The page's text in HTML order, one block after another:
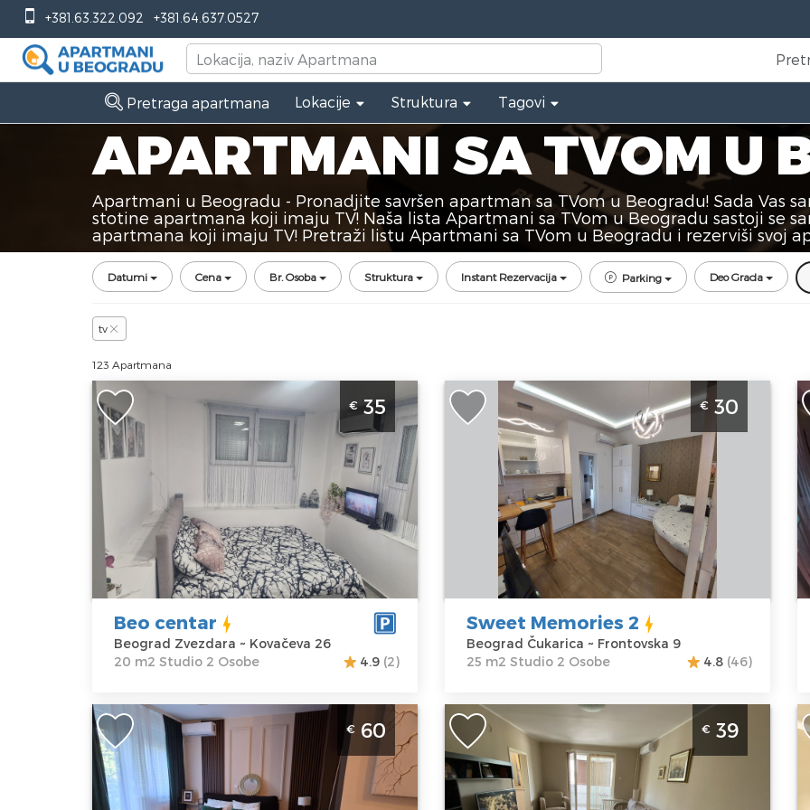
+381.63.322.092 +381.64.637.0527
APARTMANI SA TVOM U
Apartmani u Beogradu - Pronadjite savršen apartman sa TVom u Beogradu! Sada Vas
stotine apartmana koji imaju TV! Naša lista Apartmani sa TVom u Beogradu sastoji se
apartmana koji imaju TV! Pretraži listu Apartmani sa TVom u Beogradu i rezerviši svoj
Pretraga apartmana Lokacije Struktura Tagovi
Datumi Cena Br. Osoba Struktura Instant Rezervacija Parking Deo Grada
tv
123 Apartmana
Studio Apartman Beo centar Beograd
Zvezdara. Studio apartman, veličine
20m2, idealan je za boravak dve odrasle
osobe.
Beograd
Lokacija:
Beograd
Zvezdara
Adresa:
Kovačeva 26
Cena
35 €
Gosti:2
Kvadratura :
m2
Struktura :
€35
Beo centar
Beograd Zvezdara ~ Kovačeva 26
20 m2 Studio 2 Osobe
4.9 (2)
Studio Apartman Sweet Memories 2
Beograd Zarkovo
Beograd
Lokacija:
Beograd
Čukarica
Adresa:
Frontovska 9
30 €
Gosti: 2
Kvadratura :25
m2
Struktura :
Studio
€ 30
Sweet Memories 2
Beograd Čukarica ~ Frontovska 9
25 m2 Studio 2 Osobe
4.8 (46)
Studio Apartman Dolce Vita Spa
Beograd Novi Beograd spa apartman
za 2 osobe, moderno opremljen
Beograd
€ 60
Jednosoban Apartman Havana 1
Beograd Novi Beograd. Apartman je
povrsine od 40m2. Pogodan za 4 osobe.
Beograd
€ 39